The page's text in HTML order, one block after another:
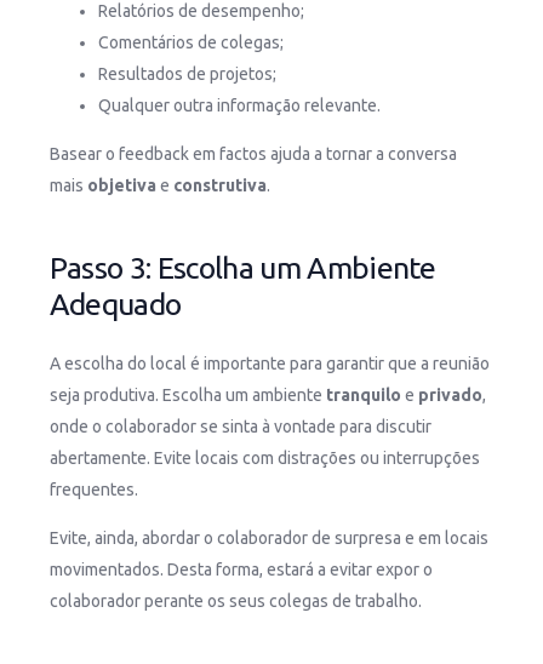
Relatórios de desempenho;
Comentários de colegas;
Resultados de projetos;
Qualquer outra informação relevante.
Basear o feedback em factos ajuda a tornar a conversa
mais objetiva e construtiva.
Passo 3: Escolha um Ambiente
Adequado
A escolha do local é importante para garantir que a reunião
seja produtiva. Escolha um ambiente tranquilo e privado,
onde o colaborador se sinta à vontade para discutir
abertamente. Evite locais com distrações ou interrupções
frequentes.
Evite, ainda, abordar o colaborador de surpresa e em locais
movimentados. Desta forma, estará a evitar expor o
colaborador perante os seus colegas de trabalho.